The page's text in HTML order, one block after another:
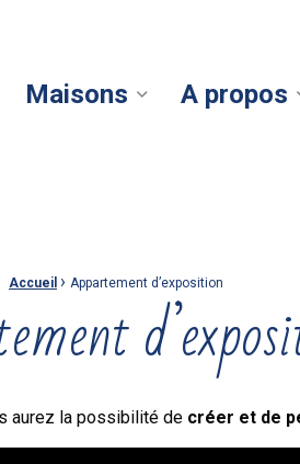
Maisons A propos
Accueil › Appartement d’exposition
aurez la possibilité de créer et de